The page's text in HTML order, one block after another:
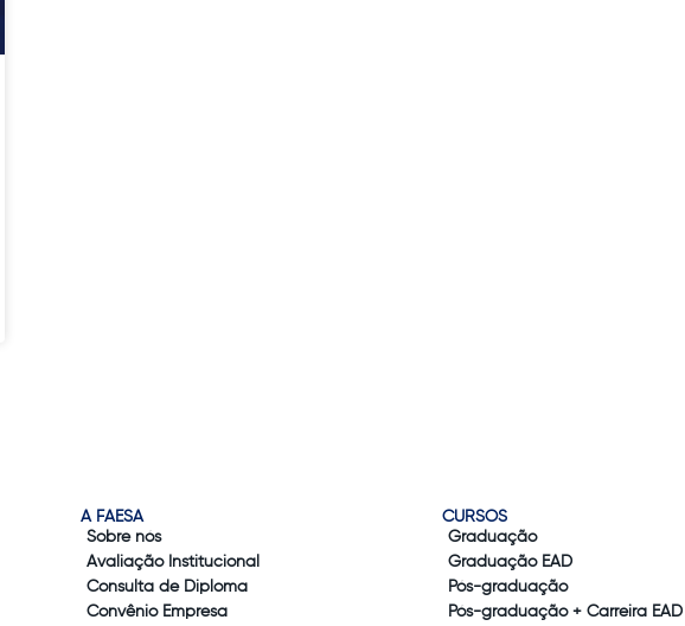
A FAESA
Sobre nós
Avaliação Institucional
Consulta de Diploma
Convênio Empresa
CURSOS
Graduação
Graduação EAD
Pós-graduação
Pós-graduação + Carreira EAD